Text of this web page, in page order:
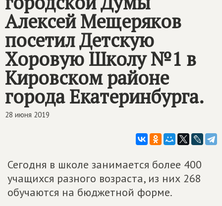
Алексей Мещеряков
посетил Детскую
Хоровую Школу №1 в
Кировском районе
города Екатеринбурга.
28 июня 2019
Сегодня в школе занимается более 400
учащихся разного возраста, из них 268
обучаются на бюджетной форме.